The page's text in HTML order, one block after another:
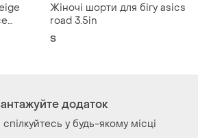
Жіночі шорти для бігу asics
road 3.5in
S
додаток
спілкуйтесь у будь-якому місці